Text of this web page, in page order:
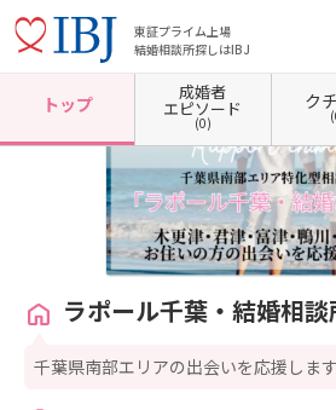
東証プライム上場
結婚相談所探しはIBJ
ホーム 千葉県の結婚相談所 千葉県君津市 ラポ
トップ
成婚者
エピソード
(0)
ク
ラポール千葉・結婚相談
千葉県南部エリアの出会いを応援します